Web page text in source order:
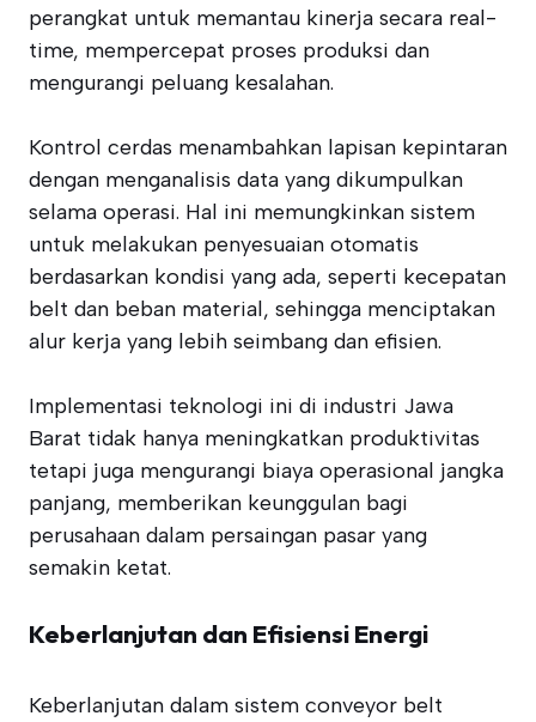
perangkat untuk memantau kinerja secara real-
time, mempercepat proses produksi dan
mengurangi peluang kesalahan.
Kontrol cerdas menambahkan lapisan kepintaran
dengan menganalisis data yang dikumpulkan
selama operasi. Hal ini memungkinkan sistem
untuk melakukan penyesuaian otomatis
berdasarkan kondisi yang ada, seperti kecepatan
belt dan beban material, sehingga menciptakan
alur kerja yang lebih seimbang dan efisien.
Implementasi teknologi ini di industri Jawa
Barat tidak hanya meningkatkan produktivitas
tetapi juga mengurangi biaya operasional jangka
panjang, memberikan keunggulan bagi
perusahaan dalam persaingan pasar yang
semakin ketat.
Keberlanjutan dan Efisiensi Energi
Keberlanjutan dalam sistem conveyor belt